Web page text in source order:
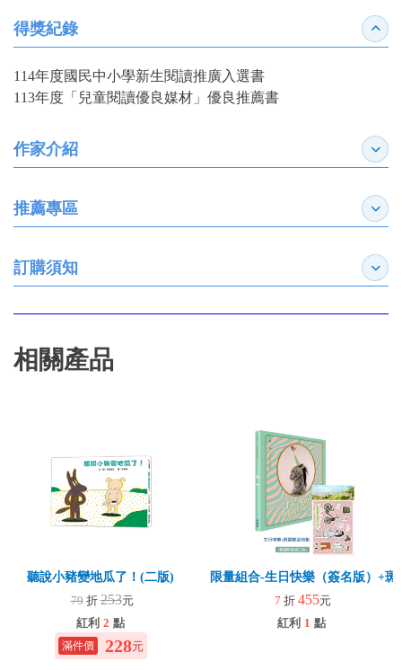
得獎紀錄 收合
114年度國民中小學新生閱讀推廣入選書
113年度「兒童閱讀優良媒材」優良推薦書
作家介紹 展開
推薦專區 展開
訂購須知 展開
相關產品
聽說小豬變地瓜了！(二版)
79 折253元
紅利 2 點
228元
限量組合-生日快樂（簽名版）+
7 折 455元
紅利 1 點